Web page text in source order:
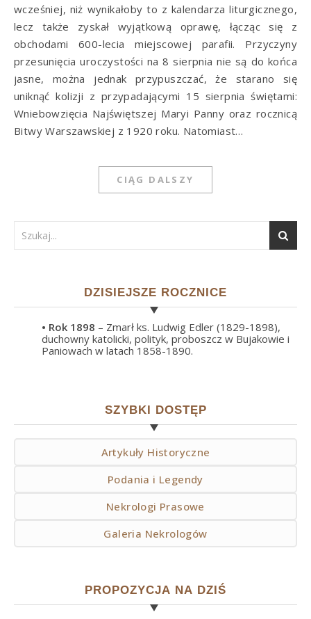
wcześniej, niż wynikałoby to z kalendarza liturgicznego,
lecz także zyskał wyjątkową oprawę, łącząc się z
obchodami 600-lecia miejscowej parafii. Przyczyny
przesunięcia uroczystości na 8 sierpnia nie są do końca
jasne, można jednak przypuszczać, że starano się
uniknąć kolizji z przypadającymi 15 sierpnia świętami:
Wniebowzięcia Najświętszej Maryi Panny oraz rocznicą
Bitwy Warszawskiej z 1920 roku. Natomiast…
CIĄG DALSZY
DZISIEJSZE ROCZNICE
• Rok 1898 – Zmarł ks. Ludwig Edler (1829-1898),
duchowny katolicki, polityk, proboszcz w Bujakowie i
Paniowach w latach 1858-1890.
SZYBKI DOSTĘP
Artykuły Historyczne
Podania i Legendy
Nekrologi Prasowe
Galeria Nekrologów
PROPOZYCJA NA DZIŚ